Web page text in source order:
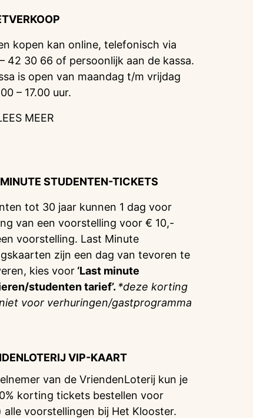
kopen kan online, telefonisch via
42 30 66 of persoonlijk aan de kassa.
is open van maandag t/m vrijdag
– 17.00 uur.
MEER
STUDENTEN-TICKETS
tot 30 jaar kunnen 1 dag voor
van een voorstelling voor € 10,-
voorstelling. Last Minute
zijn een dag van tevoren te
kies voor ‘Last minute
studenten tarief’. *deze korting
voor verhuringen/gastprogramma
VIP-KAART
van de VriendenLoterij kun je
korting tickets bestellen voor
alle voorstellingen bij Het Klooster.